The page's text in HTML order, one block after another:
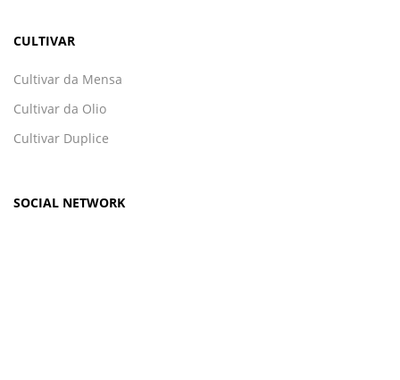
CULTIVAR
Cultivar da Mensa
Cultivar da Olio
Cultivar Duplice
SOCIAL NETWORK